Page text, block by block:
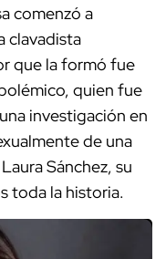
comenzó a
clavadista
que la formó fue
quien fue
investigación en
de una
Sánchez, su
toda la historia.